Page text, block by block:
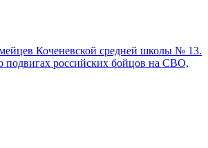
Коченевской средней школы № 13.
подвигах российских бойцов на СВО,